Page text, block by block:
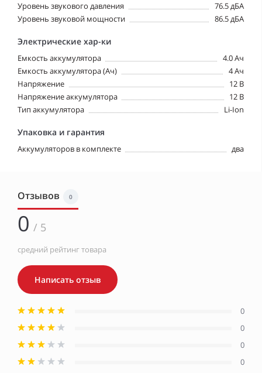
Уровень звукового давления
76.5 дБА
Уровень звуковой мощности
86.5 дБА
Электрические хар-ки
Емкость аккумулятора
4.0 Ач
Емкость аккумулятора (Ач)
4 Ач
Напряжение
12 В
Напряжение аккумулятора
12 В
Тип аккумулятора
Li-Ion
Упаковка и гарантия
Аккумуляторов в комплекте два
Отзывов 0
0 / 5
средний рейтинг товара
Написать отзыв
0
0
0
0